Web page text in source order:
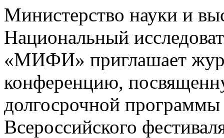
Министерство науки и
Национальный
«МИФИ» приглашает
конференцию,
долгосрочной
Всероссийского